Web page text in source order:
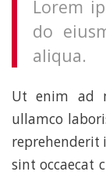
Lorem
do
aliqua.
Ut enim ad
ullamco
reprehenderit
sint occaecat